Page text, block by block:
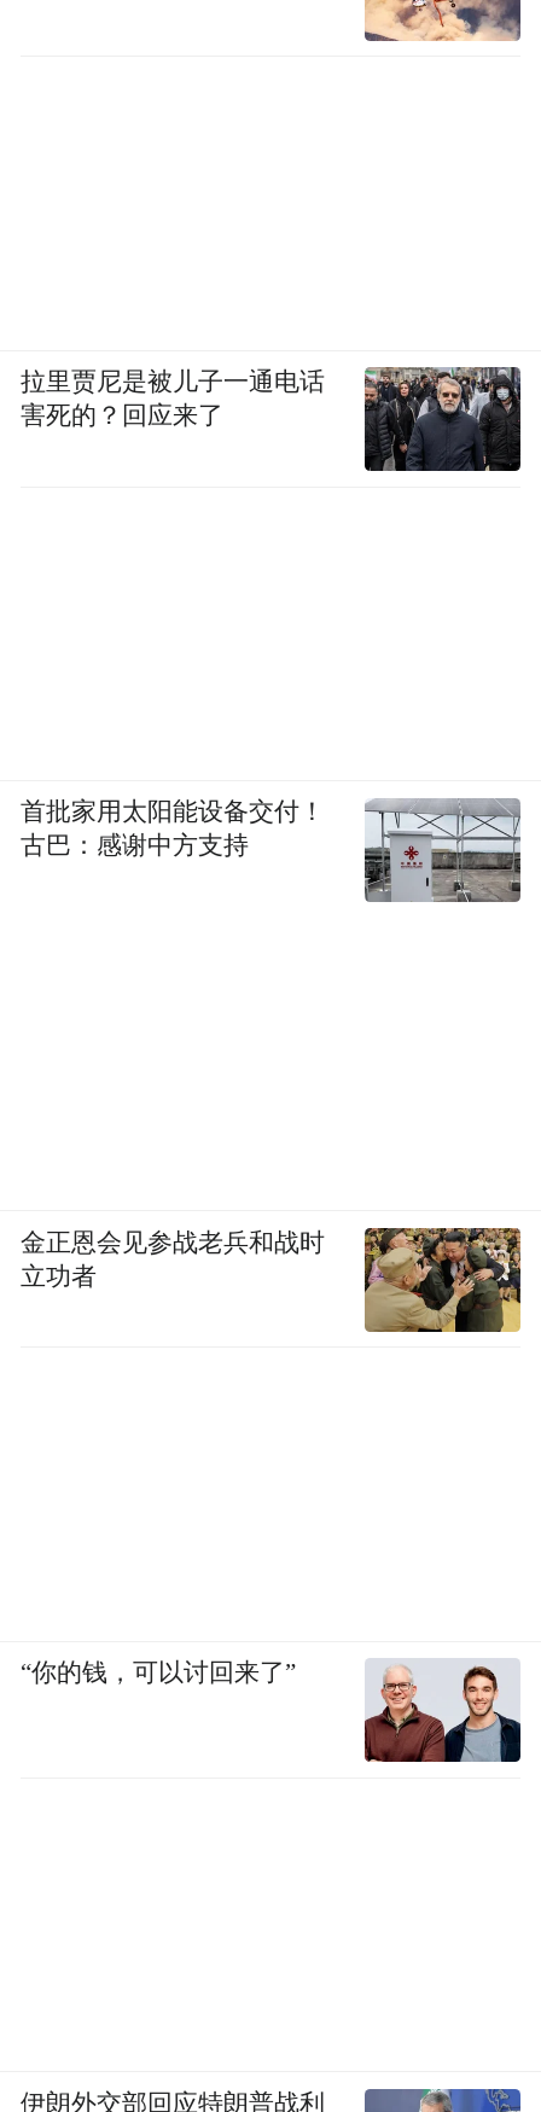
拉里贾尼是被儿子一通电话
害死的？回应来了
首批家用太阳能设备交付！
古巴：感谢中方支持
金正恩会见参战老兵和战时
立功者
“你的钱，可以讨回来了”
伊朗外交部回应特朗普战利